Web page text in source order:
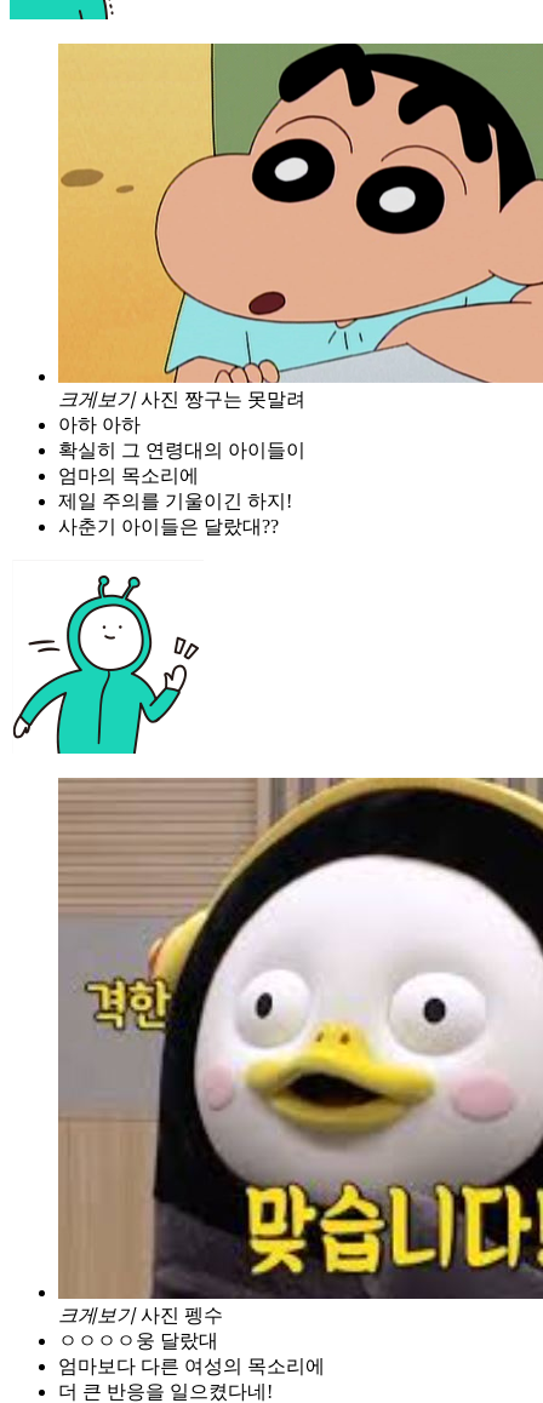
크게보기 사진 짱구는 못말려
아하 아하
확실히 그 연령대의 아이들이
엄마의 목소리에
제일 주의를 기울이긴 하지!
사춘기 아이들은 달랐대??
크게보기 사진 펭수
ㅇㅇㅇㅇ웅 달랐대
엄마보다 다른 여성의 목소리에
더 큰 반응을 일으켰다네!